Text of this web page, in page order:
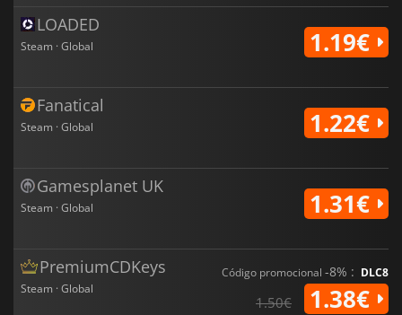
LOADED
Steam · Global 1.19€
Fanatical
Steam · Global 1.22€
Gamesplanet UK
Steam · Global 1.31€
PremiumCDKeys
Steam · Global
Código promocional -8% : DLC8
1.50€ 1.38€